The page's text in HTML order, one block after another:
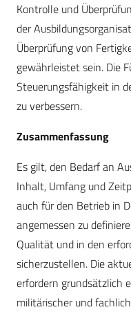
Kontrolle und
der
Überprüfung von
gewährleistet sein. Die
Steuerungsfähigkeit in
zu verbessern.
Zusammenfassung
Es gilt, den Bedarf an
Inhalt, Umfang und
auch für den Betrieb in
angemessen zu
Qualität und in den
sicherzustellen. Die
erfordern grundsätzlich
militärischer und